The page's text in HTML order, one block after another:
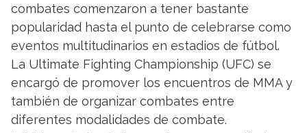
combates comenzaron a tener bastante
popularidad hasta el punto de celebrarse como
eventos multitudinarios en estadios de fútbol.
La Ultimate Fighting Championship (UFC) se
encargó de promover los encuentros de MMA y
también de organizar combates entre
diferentes modalidades de combate.